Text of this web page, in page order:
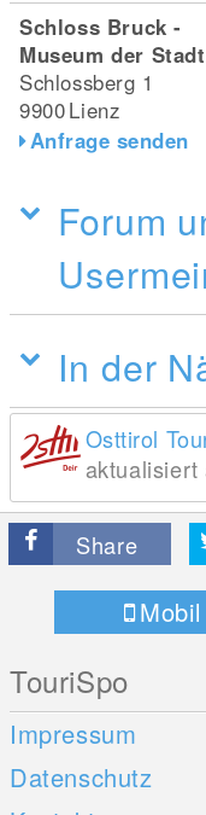
Schloss Bruck -
Museum der
Schlossberg 1
9900Lienz
Anfrage senden
Forum
In der
Osttirol
aktualisiert
Share
Mobil
TouriSpo
Impressum
Datenschutz